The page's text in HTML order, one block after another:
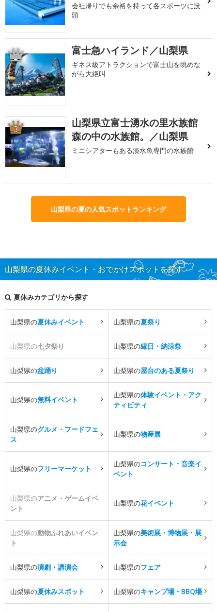
会社帰りでも余裕を持って各スポーツに没
頭
2 富士急ハイランド／山梨県
ギネス級アトラクションで富士山を眺めな
がら大絶叫
3
山梨県立富士湧水の里水族館
森の中の水族館。／山梨県
ミニシアターもある淡水魚専門の水族館
山梨県の夏の人気スポットランキング
山梨県の夏休みイベント・おでかけスポットを探す
夏休みカテゴリから探す
山梨県の夏休みイベント 山梨県の夏祭り
山梨県の七夕祭り 山梨県の縁日・納涼祭
山梨県の盆踊り 山梨県の屋台のある夏祭り
山梨県の無料イベント
山梨県の体験イベント・アク
ティビティ
山梨県のグルメ・フードフェ
ス
山梨県の物産展
山梨県のフリーマーケット
山梨県のコンサート・音楽イ
ベント
山梨県のアニメ・ゲームイベ
ント
山梨県の花イベント
山梨県の動物ふれあいイベン
ト
山梨県の美術展・博物展・展
示会
山梨県の演劇・講演会 山梨県のフェア
山梨県の夏休みスポット 山梨県のキャンプ場・BBQ場